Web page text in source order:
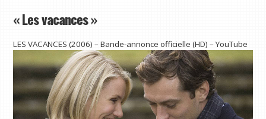
« Les vacances »
LES VACANCES (2006) – Bande-annonce officielle (HD) – YouTube